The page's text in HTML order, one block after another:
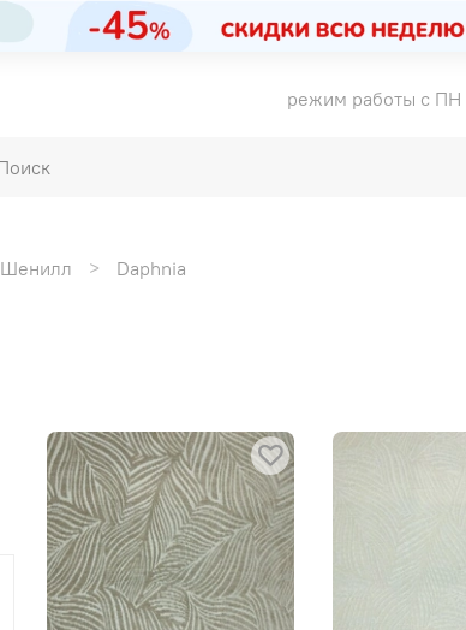
режим работы с ПН
Шенилл Daphnia